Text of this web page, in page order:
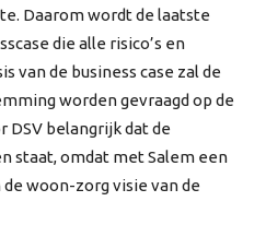
Daarom wordt de laatste
die alle risico’s en
van de business case zal de
worden gevraagd op de
DSV belangrijk dat de
staat, omdat met Salem een
woon-zorg visie van de